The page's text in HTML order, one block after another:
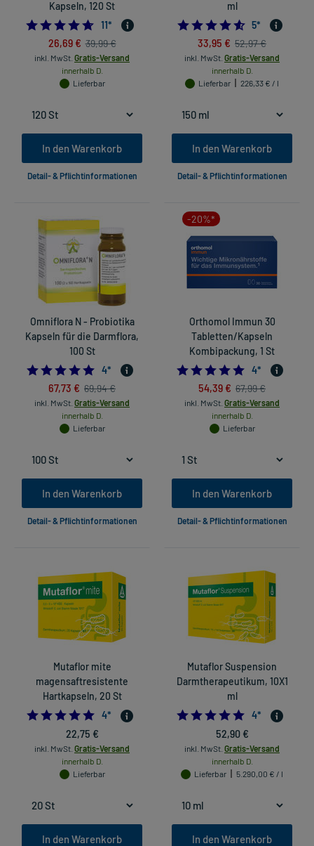
Kapseln, 120 St
4.636363636363637
11*
26,69 € 39,99 €
inkl. MwSt. Gratis-Versand
innerhalb D.
Lieferbar
In den Warenkorb
Detail- & Pflichtinformationen
ml
4.6
5*
33,95 € 52,97 €
inkl. MwSt. Gratis-Versand
innerhalb D.
Lieferbar
226,33 € / l
In den Warenkorb
Detail- & Pflichtinformationen
Omniflora N - Probiotika
Kapseln für die Darmflora,
100 St
5.0
4*
67,73 € 69,94 €
inkl. MwSt. Gratis-Versand
innerhalb D.
Lieferbar
In den Warenkorb
Detail- & Pflichtinformationen
-20%*
Orthomol Immun 30
Tabletten/Kapseln
Kombipackung, 1 St
5.0
4*
54,39 € 67,99 €
inkl. MwSt. Gratis-Versand
innerhalb D.
Lieferbar
In den Warenkorb
Detail- & Pflichtinformationen
Mutaflor mite
magensaftresistente
Hartkapseln, 20 St
5.0
4*
22,75 €
inkl. MwSt. Gratis-Versand
innerhalb D.
Lieferbar
In den Warenkorb
Mutaflor Suspension
Darmtherapeutikum, 10X1
ml
5.0
4*
52,90 €
inkl. MwSt. Gratis-Versand
innerhalb D.
Lieferbar
5.290,00 € / l
In den Warenkorb